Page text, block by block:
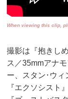
When viewing this clip,
撮影は『抱きし
ス／35mmアナ
ー、スタン･ウ
『エクソシスト